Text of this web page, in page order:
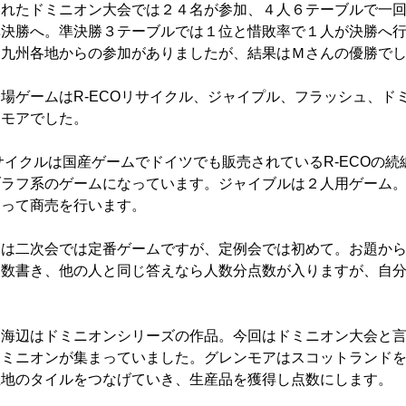
たドミニオン大会では２４名が参加、４人６テーブルで一
勝へ。準決勝３テーブルでは１位と惜敗率で１人が決勝へ
州各地からの参加がありましたが、結果はＭさんの優勝でし
ゲームはR-ECOリサイクル、ジャイプル、フラッシュ、ド
アでした。
イクルは国産ゲームでドイツでも販売されているR-ECOの続
フ系のゲームになっています。ジャイブルは２人用ゲーム
て商売を行います。
二次会では定番ゲームですが、定例会では初めて。お題か
書き、他の人と同じ答えなら人数分点数が入りますが、自
海辺はドミニオンシリーズの作品。今回はドミニオン大会と
ニオンが集まっていました。グレンモアはスコットランド
のタイルをつなげていき、生産品を獲得し点数にします。